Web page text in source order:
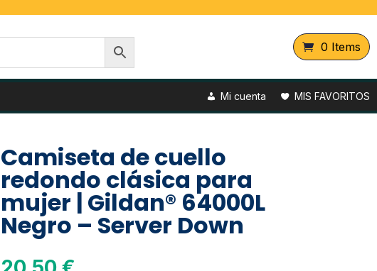
0 Items
MIS FAVORITOS
Mi cuenta
Camiseta de cuello
redondo clásica para
mujer | Gildan® 64000L
Negro – Server Down